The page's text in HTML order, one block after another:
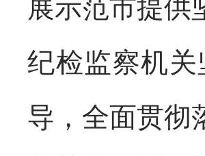
展示范市提供
纪检监察机
导，全面贯彻